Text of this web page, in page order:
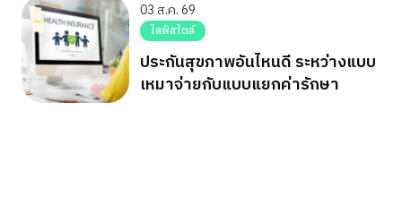
03 ส.ค. 69
ไลฟ์สไตล์
ประกันสุขภาพอันไหนดี ระหว่างแบบ
เหมาจ่ายกับแบบแยกค่ารักษา